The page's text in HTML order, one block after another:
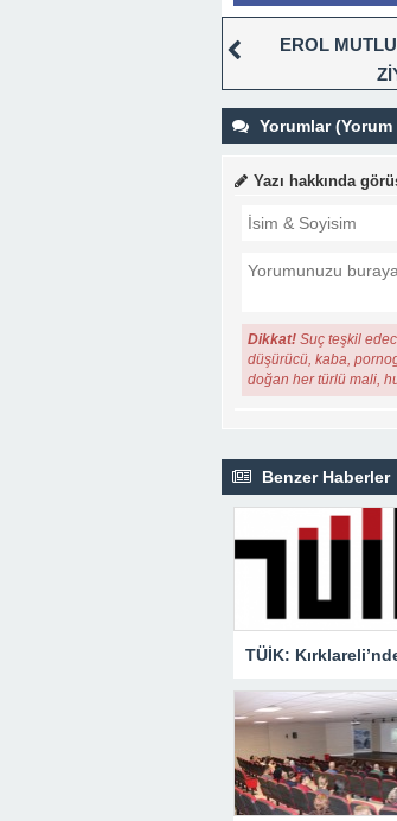
EROL
Yorumlar (Yorum
Yazı hakkında
Dikkat! Suç teşkil
düşürücü, kaba,
doğan her türlü mali,
Benzer Haberler